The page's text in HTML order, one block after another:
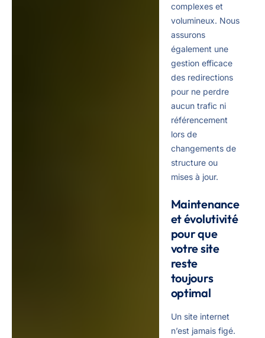
complexes et
volumineux. Nous
assurons
également une
gestion efficace
des redirections
pour ne perdre
aucun trafic ni
référencement
lors de
changements de
structure ou
mises à jour.
Maintenance
et évolutivité
pour que
votre site
reste
toujours
optimal
Un site internet
n’est jamais figé.